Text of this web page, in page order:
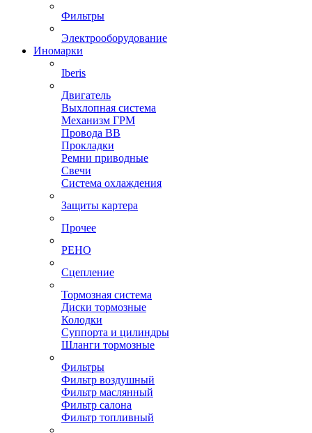
Фильтры
Электрооборудование
Иномарки
Iberis
Двигатель
Выхлопная система
Механизм ГРМ
Провода ВВ
Прокладки
Ремни приводные
Свечи
Система охлаждения
Защиты картера
Прочее
РЕНО
Сцепление
Тормозная система
Диски тормозные
Колодки
Суппорта и цилиндры
Шланги тормозные
Фильтры
Фильтр воздушный
Фильтр маслянный
Фильтр салона
Фильтр топливный